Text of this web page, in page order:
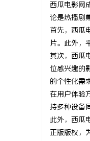
西瓜电影网
论是热播剧
首先，西瓜
片。此外，
其次，西瓜
位感兴趣的
的个性化需
在用户体验
持多种设备
此外，西瓜
正版版权，